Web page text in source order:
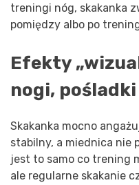
treningi nóg, skakanka
pomiędzy albo po
Efekty
nogi,
Skakanka mocno
stabilny, a miednica nie
jest to samo co trening
ale regularne skakanie